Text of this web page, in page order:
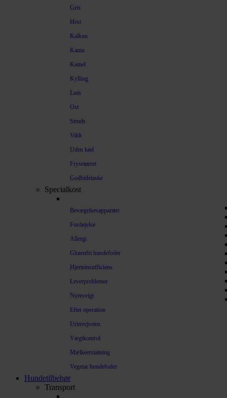
Gris
Hest
Kalkun
Kanin
Kamel
Kylling
Lam
Ost
Struds
Vildt
Uden kød
Frysetørret
Godbidstaske
Specialkost
Bevægelsesapparatet
Fordøjelse
Allergi
Glutenfri hundefoder
Hjerteinsufficiens
Leverproblemer
Nyresvigt
Efter operation
Urinvejssten
Vægtkontrol
Mælkeerstatning
Vegetar hundefoder
Hundetilbehør
Transport